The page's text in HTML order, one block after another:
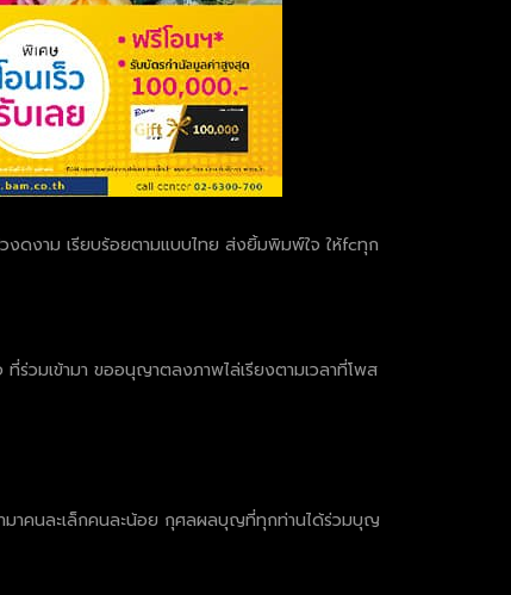
งาม เรียบร้อยตามแบบไทย ส่งยิ้มพิมพ์ใจ ให้fcทุก
มเข้ามา ขออนุญาตลงภาพไล่เรียงตามเวลาที่โพส
าคนละเล็กคนละน้อย กุศลผลบุญที่ทุกท่านได้ร่วมบุญ